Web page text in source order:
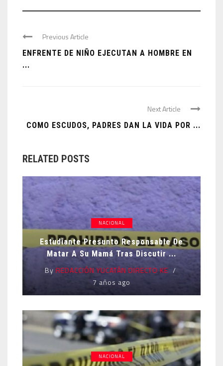
Previous Article
ENFRENTE DE NIÑO EJECUTAN A HOMBRE EN
...
Next Article
COMO ESCUDOS, PADRES DAN LA VIDA POR ...
RELATED POSTS
NACIONAL
Estudiante Presunto Responsable De
Matar A Su Mamá Tras Discutir ...
By REDACCIÓN YUCATÁN DIRECTO KE
7 años ago
NACIONAL